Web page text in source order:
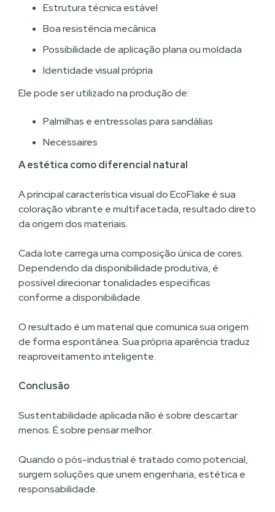
Estrutura técnica estável
Boa resistência mecânica
Possibilidade de aplicação plana ou moldada
Identidade visual própria
Ele pode ser utilizado na produção de:
Palmilhas e entressolas para sandálias
Necessaires
A estética como diferencial natural
A principal característica visual do EcoFlake é sua
coloração vibrante e multifacetada, resultado direto
da origem dos materiais.
Cada lote carrega uma composição única de cores.
Dependendo da disponibilidade produtiva, é
possível direcionar tonalidades específicas
conforme a disponibilidade.
O resultado é um material que comunica sua origem
de forma espontânea. Sua própria aparência traduz
reaproveitamento inteligente.
Conclusão
Sustentabilidade aplicada não é sobre descartar
menos. É sobre pensar melhor.
Quando o pós-industrial é tratado como potencial,
surgem soluções que unem engenharia, estética e
responsabilidade.